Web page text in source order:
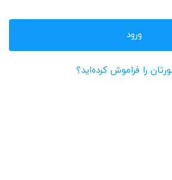
را فراموش کرده‌اید؟